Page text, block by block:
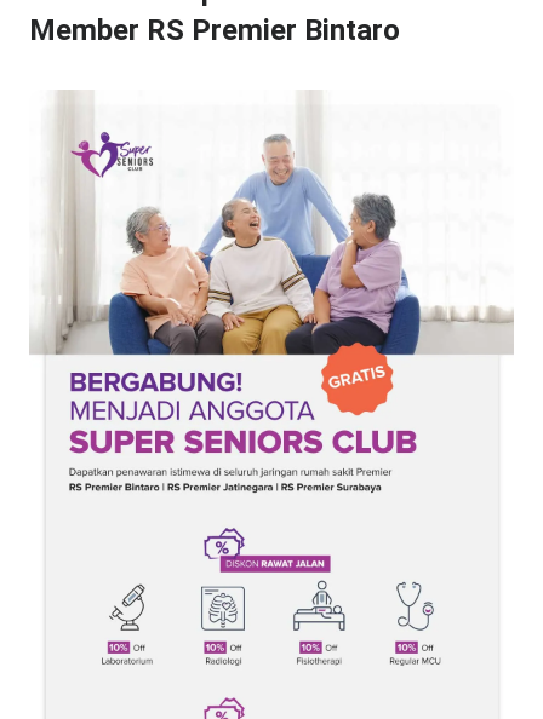
Member RS Premier Bintaro